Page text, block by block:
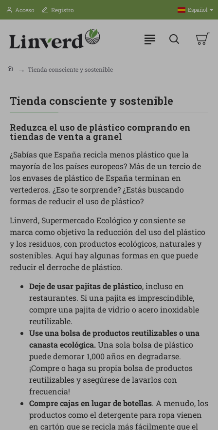
Acceso Registro Español
Tienda consciente y sostenible
Tienda consciente y sostenible
Reduzca el uso de plástico comprando en
tiendas de venta a granel
¿Sabías que España recicla menos plástico que la
mayoría de los países europeos? Más de un tercio de
los envases de plástico de España terminan en
vertederos. ¿Eso te sorprende? ¿Estás buscando
formas de reducir el uso de plástico?
Linverd, Supermercado Ecológico y consiente se
marca como objetivo la reducción del uso del plástico
y los residuos, con productos ecológicos, naturales y
sostenibles. Aquí hay algunas formas en que puede
reducir el derroche de plástico.
Deje de usar pajitas de plástico, incluso en
restaurantes. Si una pajita es imprescindible,
compre una pajita de vidrio o acero inoxidable
reutilizable.
Use una bolsa de productos reutilizables o una
canasta ecológica.Una sola bolsa de plástico
puede demorar 1,000 años en degradarse.
¡Compre o haga su propia bolsa de productos
reutilizables y asegúrese de lavarlos con
frecuencia!
Compre cajas en lugar de botellas. A menudo, los
productos como el detergente para ropa vienen
en cartón que se recicla más fácilmente que el